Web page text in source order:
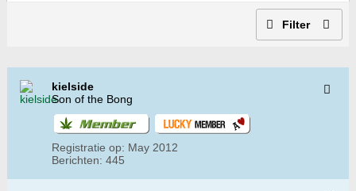
Filter
kielside
Son of the Bong
Registratie op: May 2012
Berichten: 445